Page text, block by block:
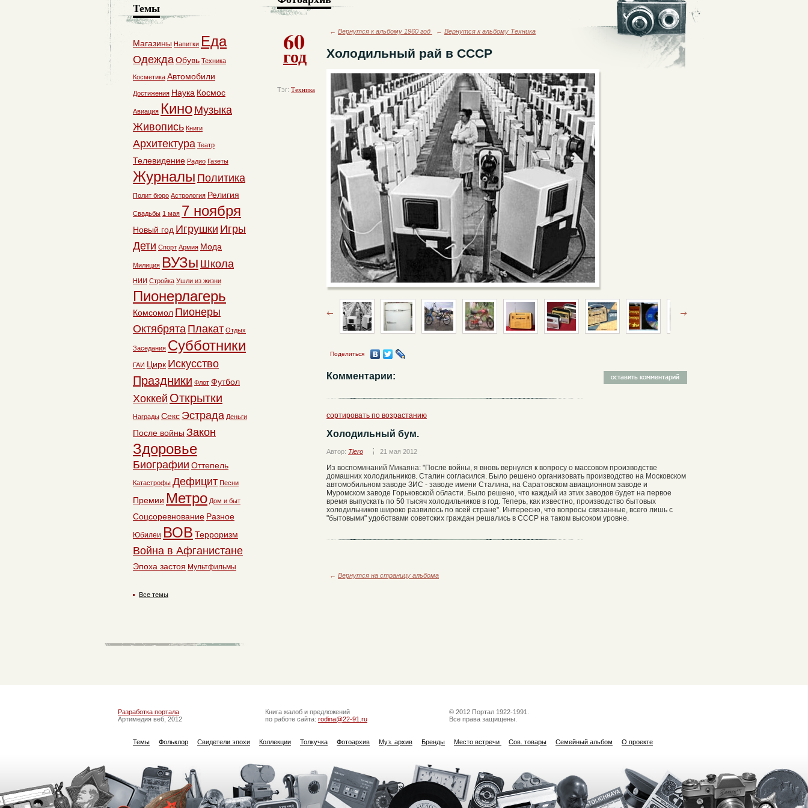
60
год
Тэг: Техника
← Вернутся к альбому 1960 год ← Вернутся к альбому Техника
Холодильный рай в СССР
Поделиться
Комментарии:
сортировать по возрастанию
Холодильный бум.
Автор: Tiero 21 мая 2012
Из воспоминаний Микаяна: "После войны, я вновь вернулся к вопросу о массовом производстве
домашних холодильников. Сталин согласился. Было решено организовать производство на Московском
автомобильном заводе ЗИС - заводе имени Сталина, на Саратовском авиационном заводе и
Муромском заводе Горьковской области. Было решено, что каждый из этих заводов будет на первое
время выпускать по 50 тысяч холодильников в год. Теперь, как известно, производство бытовых
холодильников широко развилось по всей стране". Интересно, что вопросы связанные, всего лишь с
"бытовыми" удобствами советских граждан решались в СССР на таком высоком уровне.
← Вернутся на страницу альбома
Темы
Магазины Напитки Еда
ОдеждаОбувь Техника
Косметика Автомобили
Достижения Наука Космос
Авиация Кино Музыка
Живопись Книги
Архитектура Театр
Телевидение Радио Газеты
Журналы Политика
Полит бюро Астрология Религия
Свадьбы 1 мая 7 ноября
Новый год Игрушки Игры
Дети Спорт Армия Мода
Милиция ВУЗы Школа
НИИ Стройка Ушли из жизни
Пионерлагерь
Комсомол Пионеры
Октябрята Плакат Отдых
Заседания Субботники
ГАИ Цирк Искусство
Праздники Флот Футбол
Хоккей Открытки
Награды Секс Эстрада Деньги
После войны Закон
Здоровье
Биографии Оттепель
Катастрофы Дефицит Песни
Премии Метро Дом и быт
Соцсоревнование Разное
Юбилеи ВОВ Терроризм
Война в Афганистане
Эпоха застоя Мультфильмы
Все темы
Разработка портала
Артимедия веб, 2012
Книга жалоб и предложений
по работе сайта: rodina@22-91.ru
© 2012 Портал 1922-1991.
Все права защищены.
Темы Фольклор Свидетели эпохи Коллекции Толкучка Фотоархив Муз. архив Бренды Место встречи Сов. товары Семейный альбом О проекте